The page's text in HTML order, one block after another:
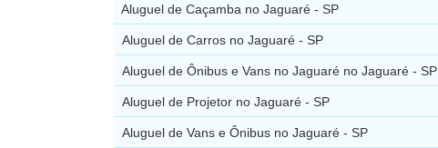
Aluguel de Caçamba no Jaguaré - SP
Aluguel de Carros no Jaguaré - SP
Aluguel de Ônibus e Vans no Jaguaré no Jaguaré - SP
Aluguel de Projetor no Jaguaré - SP
Aluguel de Vans e Ônibus no Jaguaré - SP